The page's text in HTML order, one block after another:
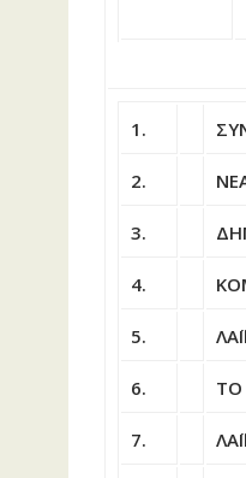
1.
2.
3.
4.
5.
6. ΤΟ
7.